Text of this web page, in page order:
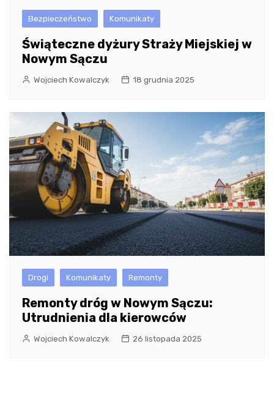
Bezpieczeństwo Komunikaty
Świąteczne dyżury Straży Miejskiej w
Nowym Sączu
Wojciech Kowalczyk 18 grudnia 2025
Drogi Komunikaty Remonty
Remonty dróg w Nowym Sączu:
Utrudnienia dla kierowców
Wojciech Kowalczyk 26 listopada 2025